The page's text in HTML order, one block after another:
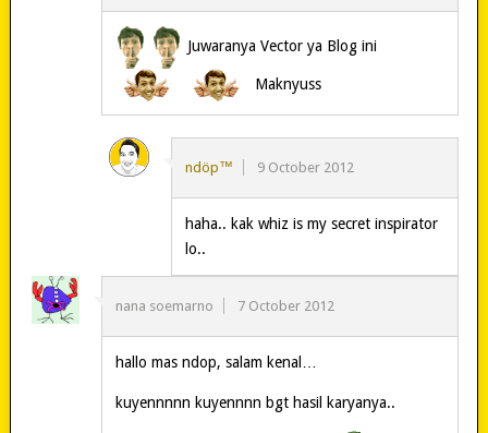
Juwaranya Vector ya Blog ini
Maknyuss
ndöp™ 9 October 2012
haha.. kak whiz is my secret inspirator
lo..
nana soemarno 7 October 2012
hallo mas ndop, salam kenal…
kuyennnnn kuyennnn bgt hasil karyanya..